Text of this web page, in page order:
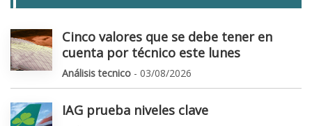
Cinco valores que se debe tener en
cuenta por técnico este lunes
Análisis tecnico - 03/08/2026
IAG prueba niveles clave